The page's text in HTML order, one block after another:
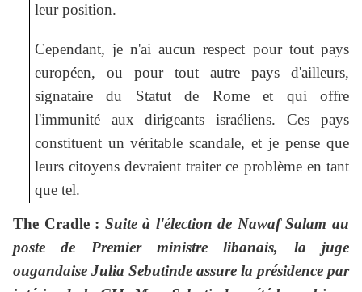
leur position.
Cependant, je n'ai aucun respect pour tout pays
européen, ou pour tout autre pays d'ailleurs,
signataire du Statut de Rome et qui offre
l'immunité aux dirigeants israéliens. Ces pays
constituent un véritable scandale, et je pense que
leurs citoyens devraient traiter ce problème en tant
que tel.
The Cradle : Suite à l'élection de Nawaf Salam au
poste de Premier ministre libanais, la juge
ougandaise Julia Sebutinde assure la présidence par